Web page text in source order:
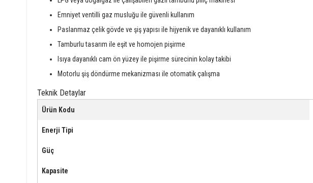
Emniyet ventilli gaz musluğu ile güvenli kullanım
Paslanmaz çelik gövde ve şiş yapısı ile hijyenik ve dayanıklı kullanım
Tamburlu tasarım ile eşit ve homojen pişirme
Isıya dayanıklı cam ön yüzey ile pişirme sürecinin kolay takibi
Motorlu şiş döndürme mekanizması ile otomatik çalışma
Teknik Detaylar
Ürün Kodu
Enerji Tipi
Güç
Kapasite